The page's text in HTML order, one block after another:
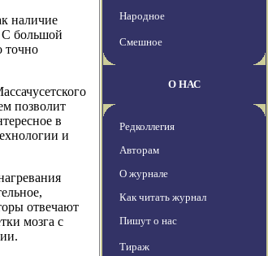
наличие
С большой
точно
позволит
в
и
отвечают
мозга с
Народное
Смешное
О НАС
Редколлегия
Авторам
О журнале
Как читать журнал
Пишут о нас
Тираж